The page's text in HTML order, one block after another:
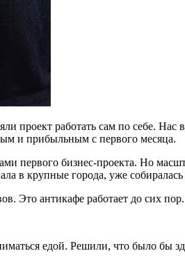
проект работать сам по себе. Нас
и прибыльным с первого месяца.
первого бизнес-проекта. Но
в крупные города, уже собиралась
Это антикафе работает до сих пор.
едой. Решили, что было бы